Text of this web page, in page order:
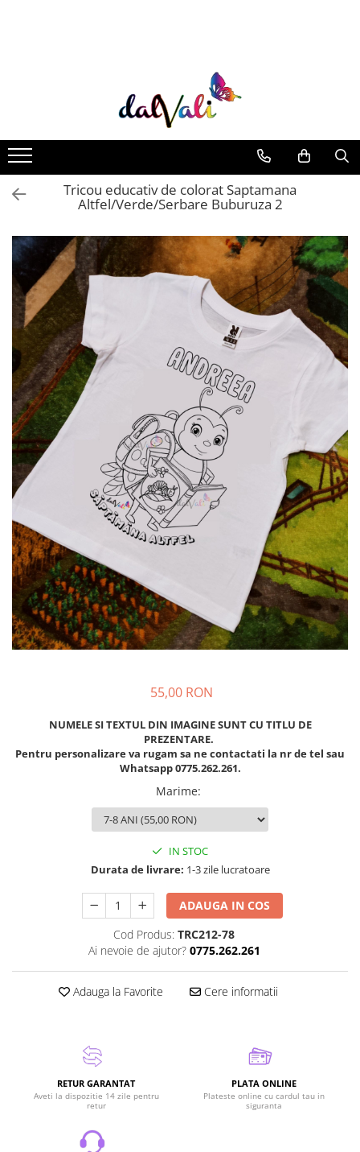
CARIOCI
Tricou educativ de colorat Saptamana
Altfel/Verde/Serbare Buburuza 2
55,00 RON
NUMELE SI TEXTUL DIN IMAGINE SUNT CU TITLU DE
PREZENTARE.
Pentru personalizare va rugam sa ne contactati la nr de tel sau
Whatsapp 0775.262.261.
Marime:
IN STOC
Durata de livrare: 1-3 zile lucratoare
ADAUGA IN COS
Cod Produs: TRC212-78
Ai nevoie de ajutor? 0775.262.261
Adauga la Favorite Cere informatii
RETUR GARANTAT
Aveti la dispozitie 14 zile pentru
retur
PLATA ONLINE
Plateste online cu cardul tau in
siguranta